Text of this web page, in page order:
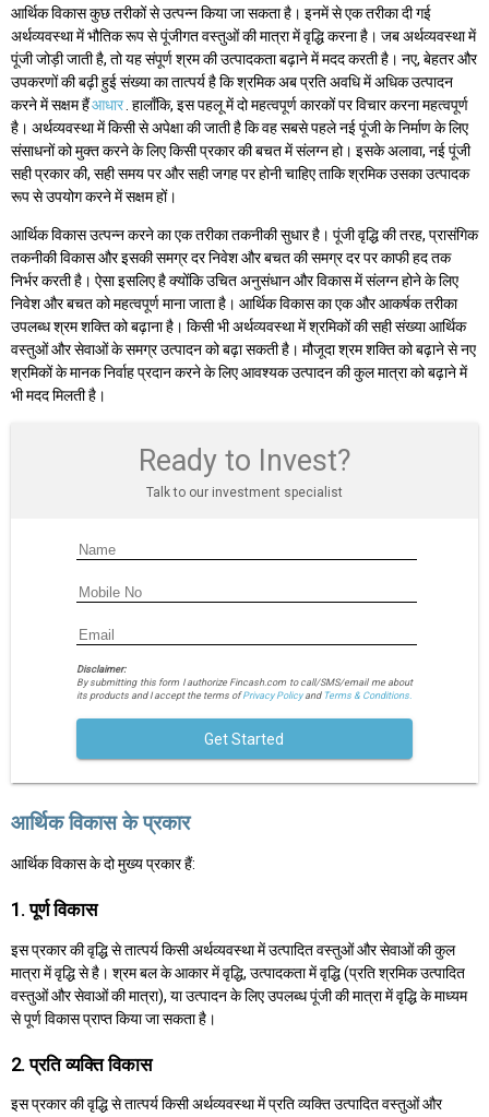
आर्थिक विकास कुछ तरीकों से उत्पन्न किया जा सकता है। इनमें से एक तरीका दी गई
अर्थव्यवस्था में भौतिक रूप से पूंजीगत वस्तुओं की मात्रा में वृद्धि करना है। जब अर्थव्यवस्था में
पूंजी जोड़ी जाती है, तो यह संपूर्ण श्रम की उत्पादकता बढ़ाने में मदद करती है। नए, बेहतर और
उपकरणों की बढ़ी हुई संख्या का तात्पर्य है कि श्रमिक अब प्रति अवधि में अधिक उत्पादन
करने में सक्षम हैंआधार . हालाँकि, इस पहलू में दो महत्वपूर्ण कारकों पर विचार करना महत्वपूर्ण
है। अर्थव्यवस्था में किसी से अपेक्षा की जाती है कि वह सबसे पहले नई पूंजी के निर्माण के लिए
संसाधनों को मुक्त करने के लिए किसी प्रकार की बचत में संलग्न हो। इसके अलावा, नई पूंजी
सही प्रकार की, सही समय पर और सही जगह पर होनी चाहिए ताकि श्रमिक उसका उत्पादक
रूप से उपयोग करने में सक्षम हों।
आर्थिक विकास उत्पन्न करने का एक तरीका तकनीकी सुधार है। पूंजी वृद्धि की तरह, प्रासंगिक
तकनीकी विकास और इसकी समग्र दर निवेश और बचत की समग्र दर पर काफी हद तक
निर्भर करती है। ऐसा इसलिए है क्योंकि उचित अनुसंधान और विकास में संलग्न होने के लिए
निवेश और बचत को महत्वपूर्ण माना जाता है। आर्थिक विकास का एक और आकर्षक तरीका
उपलब्ध श्रम शक्ति को बढ़ाना है। किसी भी अर्थव्यवस्था में श्रमिकों की सही संख्या आर्थिक
वस्तुओं और सेवाओं के समग्र उत्पादन को बढ़ा सकती है। मौजूदा श्रम शक्ति को बढ़ाने से नए
श्रमिकों के मानक निर्वाह प्रदान करने के लिए आवश्यक उत्पादन की कुल मात्रा को बढ़ाने में
भी मदद मिलती है।
Ready to Invest?
Talk to our investment specialist
Disclaimer:
By submitting this form I authorize Fincash.com to call/SMS/email me about
its products and I accept the terms ofPrivacy Policyand Terms & Conditions.
Get Started
आर्थिक विकास के प्रकार
आर्थिक विकास के दो मुख्य प्रकार हैं:
1. पूर्ण विकास
इस प्रकार की वृद्धि से तात्पर्य किसी अर्थव्यवस्था में उत्पादित वस्तुओं और सेवाओं की कुल
मात्रा में वृद्धि से है। श्रम बल के आकार में वृद्धि, उत्पादकता में वृद्धि (प्रति श्रमिक उत्पादित
वस्तुओं और सेवाओं की मात्रा), या उत्पादन के लिए उपलब्ध पूंजी की मात्रा में वृद्धि के माध्यम
से पूर्ण विकास प्राप्त किया जा सकता है।
2. प्रति व्यक्ति विकास
इस प्रकार की वृद्धि से तात्पर्य किसी अर्थव्यवस्था में प्रति व्यक्ति उत्पादित वस्तुओं और